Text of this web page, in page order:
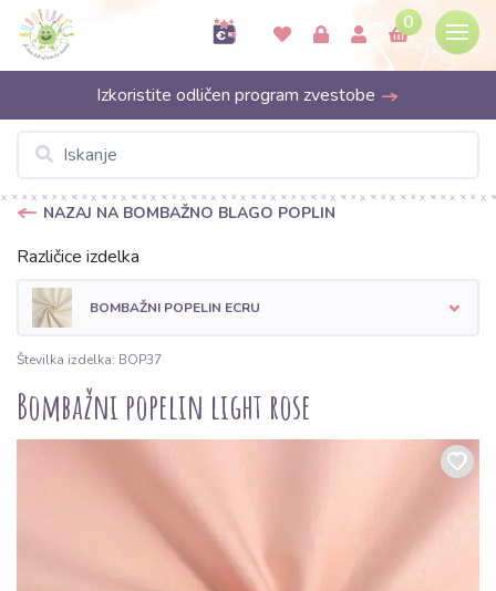
0
Izkoristite odličen program zvestobe
NAZAJ NA BOMBAŽNO BLAGO POPLIN
Različice izdelka
BOMBAŽNI POPELIN ECRU
Številka izdelka: BOP37
Bombažni popelin light rose